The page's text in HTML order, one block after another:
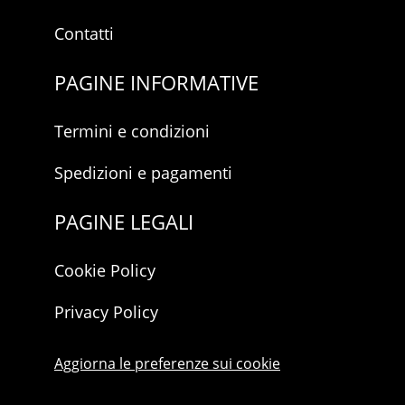
Contatti
PAGINE INFORMATIVE
Termini e condizioni
Spedizioni e pagamenti
PAGINE LEGALI
Cookie Policy
Privacy Policy
Aggiorna le preferenze sui cookie